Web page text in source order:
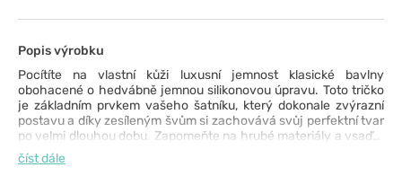
Popis výrobku
Pocítíte na vlastní kůži luxusní jemnost klasické bavlny
obohacené o hedvábně jemnou silikonovou úpravu. Toto tričko
je základním prvkem vašeho šatníku, který dokonale zvýrazní
postavu a díky zesíleným švům si zachovává svůj perfektní tvar
po velmi dlouhou dobu. Zapomeňte na hrubé materiály a vsaďte
na komfort, který vám dodá sebevědomí v každé situaci. Kvalitu
tohoto trička oceníte již při prvním obléknutí.
číst dále